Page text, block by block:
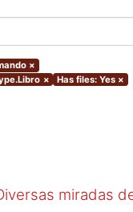
×
× Has files: Yes ×
miradas